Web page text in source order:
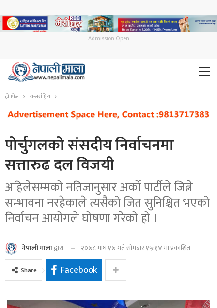
Admission Open
होमपेज अन्तर्राष्ट्रिय
पोर्चुगलको संसदीय निर्वाचनमा
सत्तारुढ दल विजयी
अहिलेसम्मको नतिजानुसार अर्को पार्टीले जित्ने
सम्भावना नरहेकाले त्यसैको जित सुनिश्चित भएको
निर्वाचन आयोगले घोषणा गरेको हो ।
नेपाली मालाद्वारा २०७८ माघ १७ गते सोमबार १५:१४ मा प्रकाशित
Share Facebook